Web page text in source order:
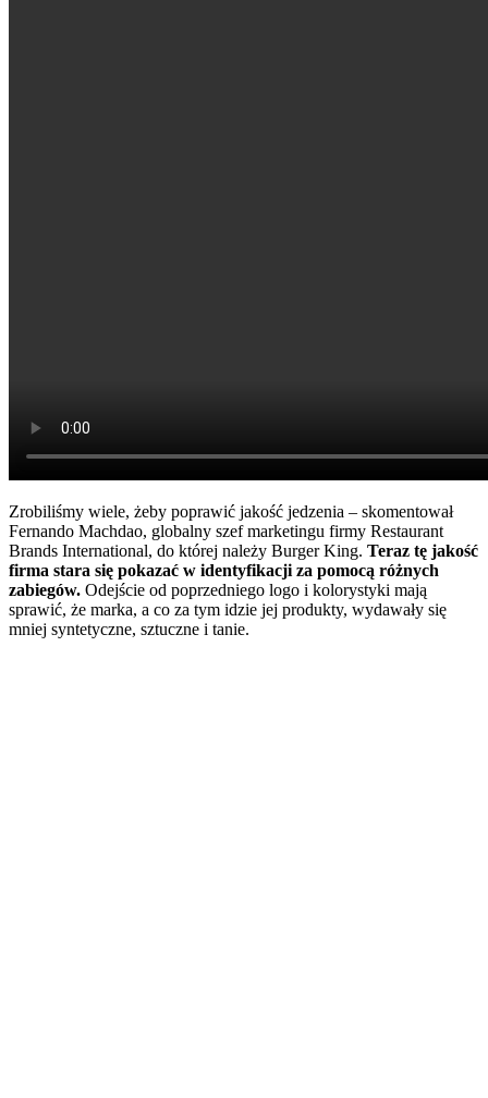
Zrobiliśmy wiele, żeby poprawić jakość jedzenia – skomentował
Fernando Machdao, globalny szef marketingu firmy Restaurant
Brands International, do której należy Burger King. Teraz tę jakość
firma stara się pokazać w identyfikacji za pomocą różnych
zabiegów. Odejście od poprzedniego logo i kolorystyki mają
sprawić, że marka, a co za tym idzie jej produkty, wydawały się
mniej syntetyczne, sztuczne i tanie.